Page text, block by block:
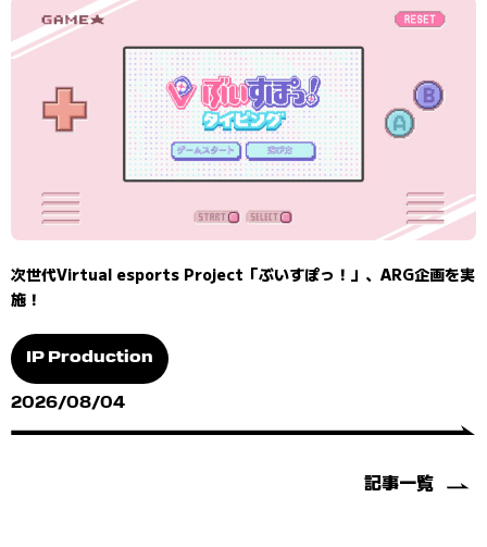
次世代Virtual esports Project「ぶいすぽっ！」、ARG企画を実
施！
IP Production
2026/08/04
記事一覧